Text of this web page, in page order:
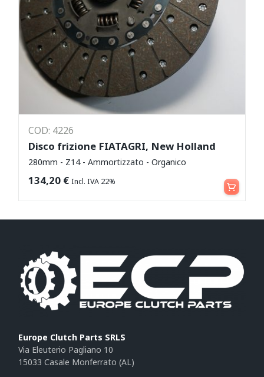
COD: 4226
Disco frizione FIATAGRI, New Holland
280mm - Z14 - Ammortizzato - Organico
134,20 € Incl. IVA 22% Aggiungi al carrello
Europe Clutch Parts SRLS
Via Eleuterio Pagliano 10
15033 Casale Monferrato (AL)